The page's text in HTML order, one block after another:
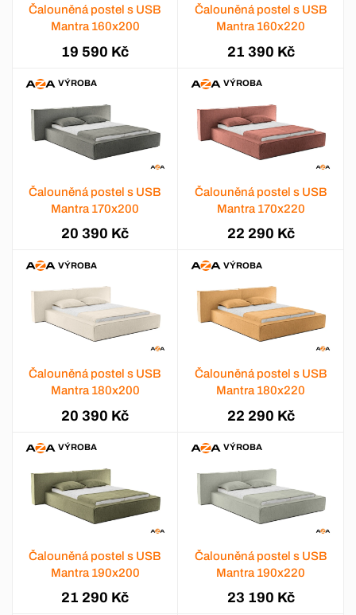
Čalouněná postel s USB
Mantra 160x200
19 590 Kč
Čalouněná postel s USB
Mantra 160x220
21 390 Kč
VÝROBA
Čalouněná postel s USB
Mantra 170x200
20 390 Kč
VÝROBA
Čalouněná postel s USB
Mantra 170x220
22 290 Kč
VÝROBA
Čalouněná postel s USB
Mantra 180x200
20 390 Kč
VÝROBA
Čalouněná postel s USB
Mantra 180x220
22 290 Kč
VÝROBA
Čalouněná postel s USB
Mantra 190x200
21 290 Kč
VÝROBA
Čalouněná postel s USB
Mantra 190x220
23 190 Kč